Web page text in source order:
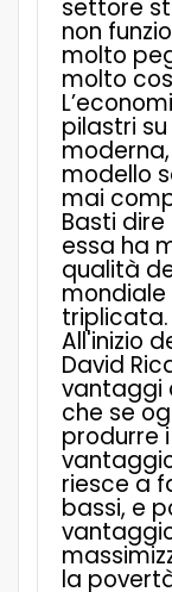
settore
non
molto
molto
pilastri
modello
mai
Basti
essa ha
qualità
mondiale
triplicata.
All'inizio
David
vantaggi
che se
produrre
riesce a
bassi, e
la